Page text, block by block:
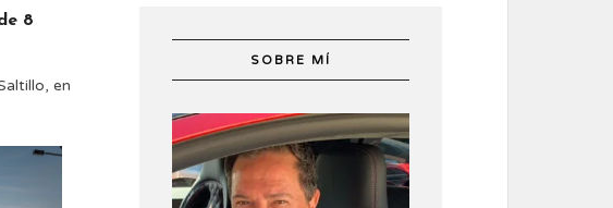
8
en
SOBRE MÍ